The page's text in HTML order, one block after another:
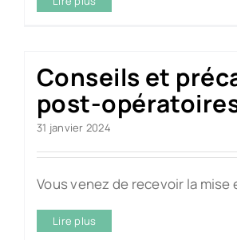
Conseils et
post-
31 janvier 2024
Vous venez de recevoir la mise
Lire plus